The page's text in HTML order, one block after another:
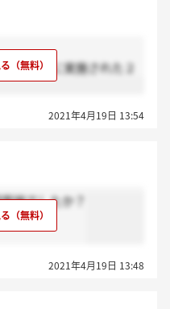
～4.13に実施された２
2021年4月19日 13:54
接でしたか？
2021年4月19日 13:48